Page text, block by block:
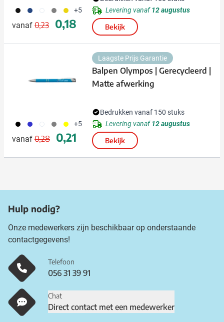
001 023 002 003 006 +5
vanaf
Normale prijs
0,23
Speciale prijs
0,18
Levering vanaf12 augustus
Bekijk
001 023 002 003 006 +5
vanaf
Normale prijs
0,28
Speciale prijs
0,21
Laagste Prijs Garantie
Balpen Olympos | Gerecycleerd |
Matte afwerking
Bedrukken vanaf 150 stuks
Levering vanaf12 augustus
Bekijk
Hulp nodig?
Onze medewerkers zijn beschikbaar op onderstaande
contactgegevens!
Telefoon
056 31 39 91
Chat
Direct contact met een medewerker